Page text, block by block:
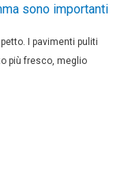
sono importanti
I pavimenti puliti
più fresco, meglio